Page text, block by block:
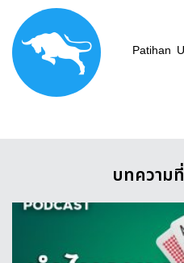
Patihan
บทความ